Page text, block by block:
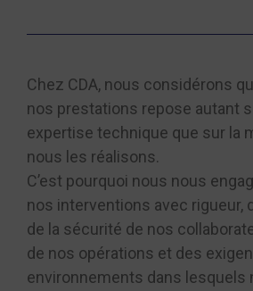
Chez CDA, nous considérons
nos prestations repose autant
expertise technique que sur la
nous les réalisons.
C’est pourquoi nous nous
nos interventions avec rigueur,
de la sécurité de nos
de nos opérations et des
environnements dans lesquels